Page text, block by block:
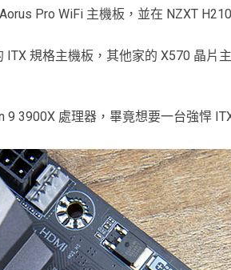
Pro WiFi 主機板，並在 NZXT
規格主機板，其他家的 X570 晶
3900X 處理器，畢竟想要一台強悍